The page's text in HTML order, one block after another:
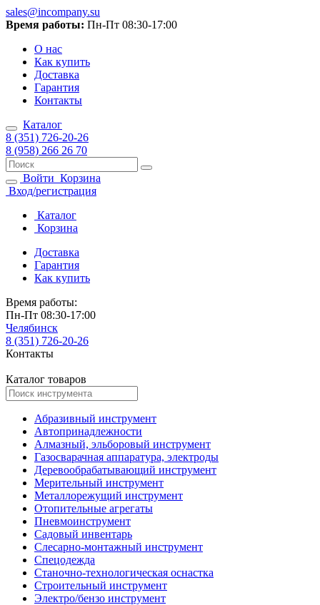
sales@incompany.su
Время работы: Пн-Пт 08:30-17:00
О нас
Как купить
Доставка
Гарантия
Контакты
Каталог
8 (351) 726-20-26
8 (958) 266 26 70
Войти Корзина
Вход/регистрация
Каталог
Корзина
Доставка
Гарантия
Как купить
Время работы:
Пн-Пт 08:30-17:00
Челябинск
8 (351) 726-20-26
Контакты
Каталог товаров
Абразивный инструмент
Автопринадлежности
Алмазный, эльборовый инструмент
Газосварачная аппаратура, электроды
Деревообрабатывающий инструмент
Мерительный инструмент
Металлорежущий инструмент
Отопительные агрегаты
Пневмоинструмент
Садовый инвентарь
Слесарно-монтажный инструмент
Спецодежда
Станочно-технологическая оснастка
Строительный инструмент
Электро/бензо инструмент